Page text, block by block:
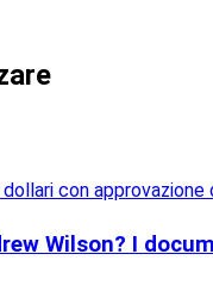
Wilson? I